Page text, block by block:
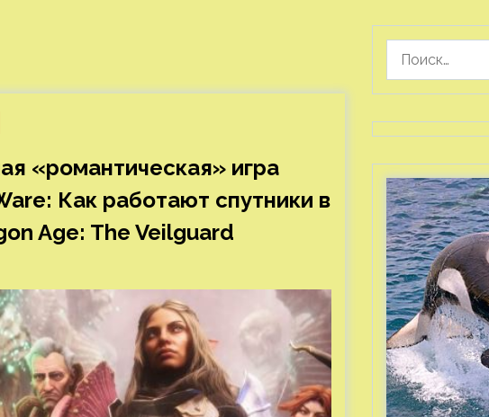
«романтическая» игра
Как работают спутники в
Age: The Veilguard